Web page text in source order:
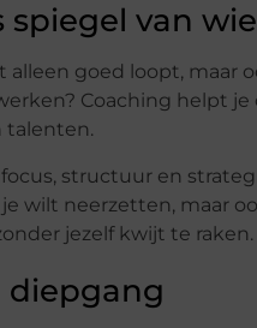
spiegel van
alleen goed loopt, maar
Coaching helpt
talenten.
structuur en
wilt neerzetten, maar
jezelf kwijt te raken.
diepgang